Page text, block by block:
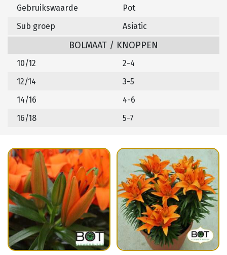
Gebruikswaarde
Pot
Sub groep
Asiatic
BOLMAAT / KNOPPEN
10/12
2-4
12/14
3-5
14/16
4-6
16/18
5-7